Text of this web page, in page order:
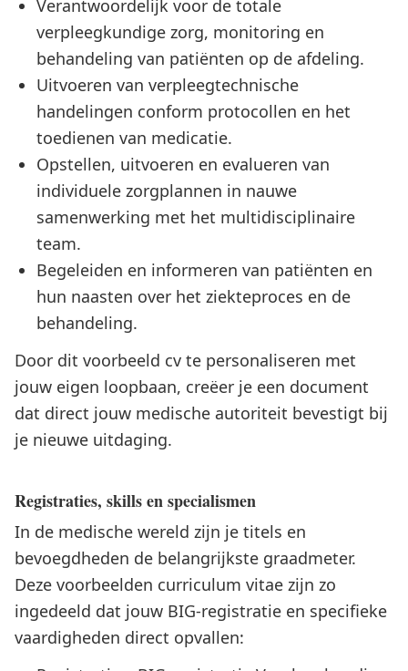
Verantwoordelijk voor de totale
verpleegkundige zorg, monitoring en
behandeling van patiënten op de afdeling.
Uitvoeren van verpleegtechnische
handelingen conform protocollen en het
toedienen van medicatie.
Opstellen, uitvoeren en evalueren van
individuele zorgplannen in nauwe
samenwerking met het multidisciplinaire
team.
Begeleiden en informeren van patiënten en
hun naasten over het ziekteproces en de
behandeling.
Door dit voorbeeld cv te personaliseren met
jouw eigen loopbaan, creëer je een document
dat direct jouw medische autoriteit bevestigt bij
je nieuwe uitdaging.
Registraties, skills en specialismen
In de medische wereld zijn je titels en
bevoegdheden de belangrijkste graadmeter.
Deze voorbeelden curriculum vitae zijn zo
ingedeeld dat jouw BIG-registratie en specifieke
vaardigheden direct opvallen: